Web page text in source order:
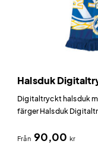
Halsduk
Digitaltryckt halsduk
färger Halsduk
heltäckande tryck.
Från 90,00 kr